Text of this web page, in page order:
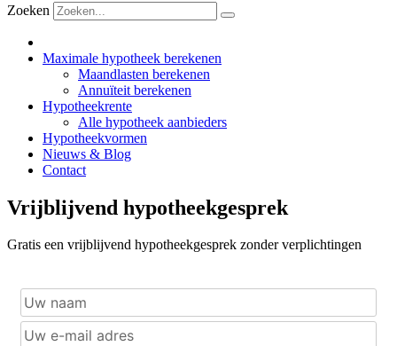
Zoeken
Maximale hypotheek berekenen
Maandlasten berekenen
Annuïteit berekenen
Hypotheekrente
Alle hypotheek aanbieders
Hypotheekvormen
Nieuws & Blog
Contact
Vrijblijvend hypotheekgesprek
Gratis een vrijblijvend hypotheekgesprek zonder verplichtingen